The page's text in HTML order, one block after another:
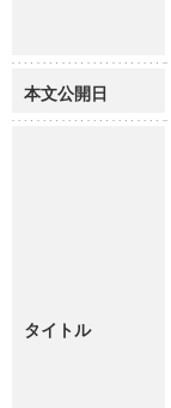
本文公開日
タイトル